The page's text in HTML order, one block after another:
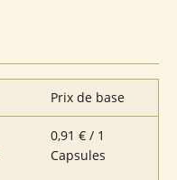
Prix de base
0,91 € / 1
Capsules